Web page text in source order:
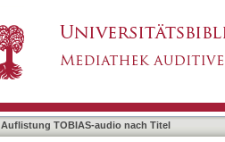
Auflistung TOBIAS-audio nach Titel